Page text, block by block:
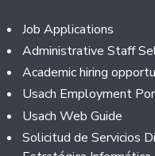
Footer
Job Applications
Administrative Staff
Academic hiring
Usach Employment
Usach Web Guide
Solicitud de Servicios